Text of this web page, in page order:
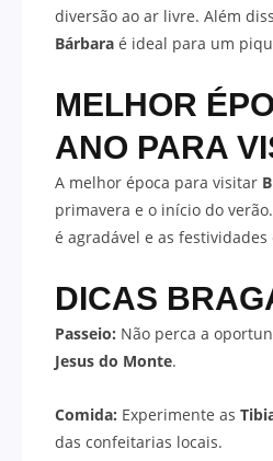
diversão ao ar livre. Além
Bárbara é ideal para um
MELHOR
ANO PARA
A melhor época para visitar
primavera e o início do
é agradável e as
DICAS
Passeio: Não perca a
Jesus do Monte.
Comida: Experimente as
das confeitarias locais.